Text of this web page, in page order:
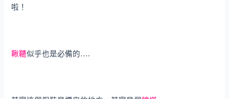
啦！
鞦韆似乎也是必備的….